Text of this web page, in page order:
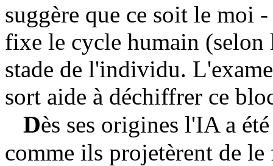
suggère que ce soit le
fixe le cycle humain
stade de l'individu.
sort aide à déchiffrer ce
Dès ses origines l'IA a
comme ils projetèrent de